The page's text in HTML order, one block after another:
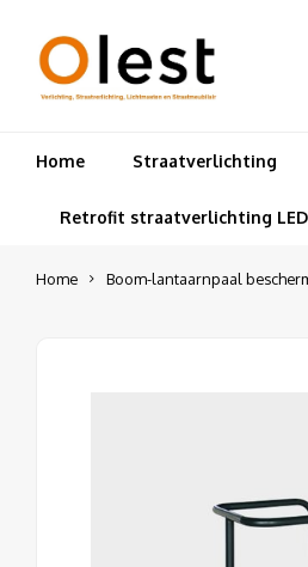
Home Straatverlichting
Retrofit straatverlichting
Home Boom-lantaarnpaal